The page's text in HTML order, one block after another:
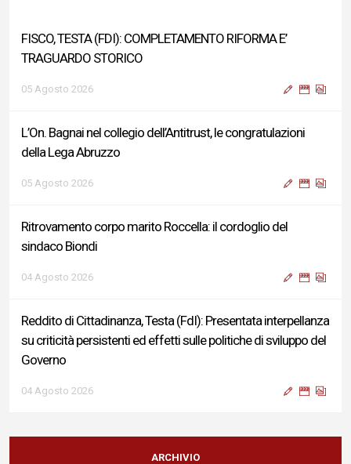
FISCO, TESTA (FDI): COMPLETAMENTO RIFORMA E’
TRAGUARDO STORICO
05 Agosto 2026
L’On. Bagnai nel collegio dell’Antitrust, le congratulazioni
della Lega Abruzzo
05 Agosto 2026
Ritrovamento corpo marito Roccella: il cordoglio del
sindaco Biondi
04 Agosto 2026
Reddito di Cittadinanza, Testa (FdI): Presentata interpellanza
su criticità persistenti ed effetti sulle politiche di sviluppo del
Governo
04 Agosto 2026
Sigismondi, Liris e Testa: “Profondo cordoglio e vicinanza al
Ministro Roccella e alla sua famiglia”
ARCHIVIO